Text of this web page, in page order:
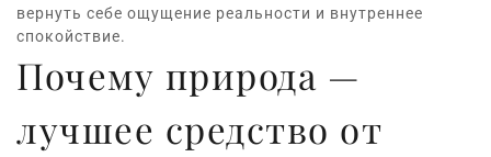
вернуть себе ощущение реальности и внутреннее
спокойствие.
Почему природа —
лучшее средство от